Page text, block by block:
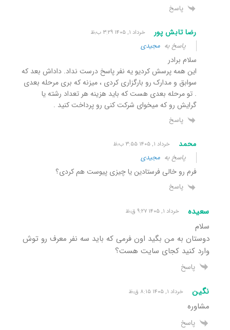
پاسخ
رضا تابش پور خرداد ۱, ۱۴۰۵ ۳:۲۹ ب٫ظ
پاسخ به مجیدی
سلام برادر
این همه پرسش کردیو یه نفر پاسخ درست نداد. داداش بعد که
سوابق و مدارک رو بارگزاری کردی ، میزنه که بری مرحله بعدی
. تو مرحله بعدی هست که باید هزینه هر تعداد رشته یا
گرایش رو که میخوای شرکت کنی رو پرداخت کنید .
پاسخ
محمد خرداد ۱, ۱۴۰۵ ۳:۵۵ ب٫ظ
پاسخ به مجیدی
فرم رو خالی فرستادین یا چیزی پیوست هم کردی؟
پاسخ
سعیده خرداد ۱, ۱۴۰۵ ۹:۲۷ ق٫ظ
سلام
دوستان به من بگید اون فرمی که باید سه نفر معرف رو توش
وارد کنید کجای سایت هست؟
پاسخ
نگین خرداد ۱, ۱۴۰۵ ۸:۱۵ ق٫ظ
مشاوره
پاسخ